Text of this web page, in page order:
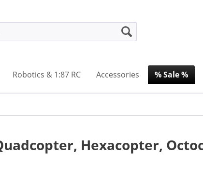
Robotics & 1:87 RC Accessories % Sale %
Hexacopter,